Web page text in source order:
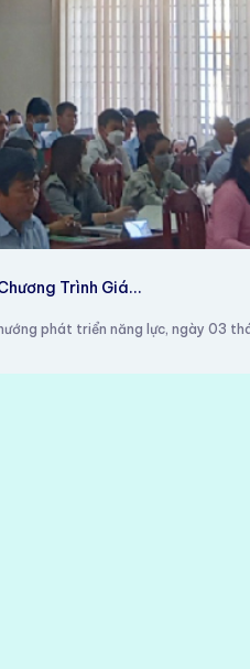
Trình Giá...
phát triển năng lực, ngày 03